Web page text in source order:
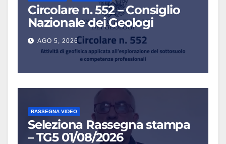
Circolare n. 552 – Consiglio
Nazionale dei Geologi
AGO 5, 2026
RASSEGNA VIDEO
Seleziona Rassegna stampa
– TG5 01/08/2026